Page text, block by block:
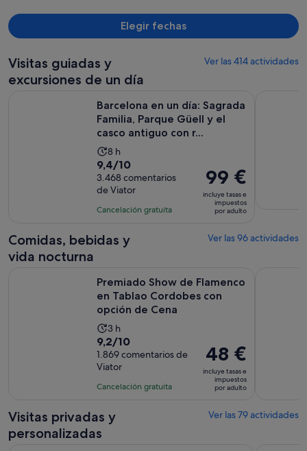
Elegir fechas
Visitas guiadas y
excursiones de un día
Ver las 414 actividades
Barcelona en un día: Sagrada
Familia, Parque Güell y el
casco antiguo con r...
La
duración
de
la
actividad
de
8 horas
8 h
9.4
sobre
10
con
comentarios
9,4/10
3.468 comentarios
de Viator
Cancelación gratuita
El
precio
es
de
por
99 €
incluye tasas e
impuestos
por adulto
Comidas, bebidas y
vida nocturna
Ver las 96 actividades
Premiado Show de Flamenco
en Tablao Cordobes con
opción de Cena
La
duración
de
la
actividad
de
3 horas
3 h
9.2
sobre
10
con
comentarios
9,2/10
1.869 comentarios de
Viator
Cancelación gratuita
El
precio
es
de
por
48 €
incluye tasas e
impuestos
por adulto
Visitas privadas y
personalizadas
Ver las 79 actividades